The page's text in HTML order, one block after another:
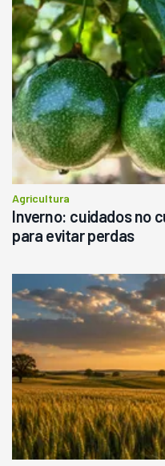
Agricultura
Inverno: cuidados no
para evitar perdas